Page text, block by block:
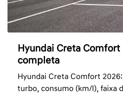
Hyundai Creta Comfort
completa
Hyundai Creta Comfort
turbo, consumo (km/l), faixa